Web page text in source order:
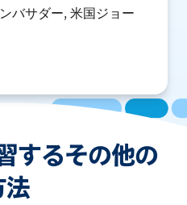
バサダー, 米国ジョー
するその他の
法